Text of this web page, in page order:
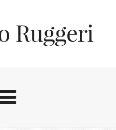
Ruggeri